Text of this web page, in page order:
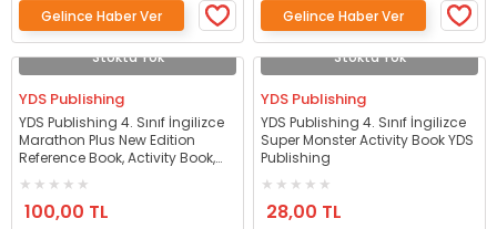
Gelince Haber Ver Gelince Haber Ver
Stokta Yok
YDS Publishing
YDS Publishing 4. Sınıf İngilizce
Marathon Plus New Edition
Reference Book, Activity Book,
Publishing
100,00 TL
Stokta Yok
YDS Publishing
YDS Publishing 4. Sınıf İngilizce
Super Monster Activity Book YDS
Publishing
28,00 TL